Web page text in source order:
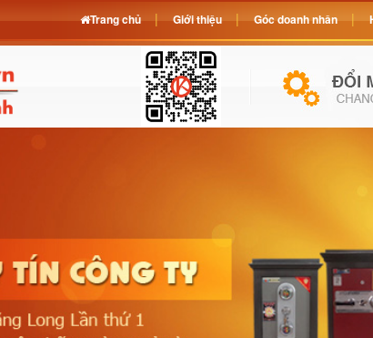
Trang chủ Giới thiệu Góc doanh nhân